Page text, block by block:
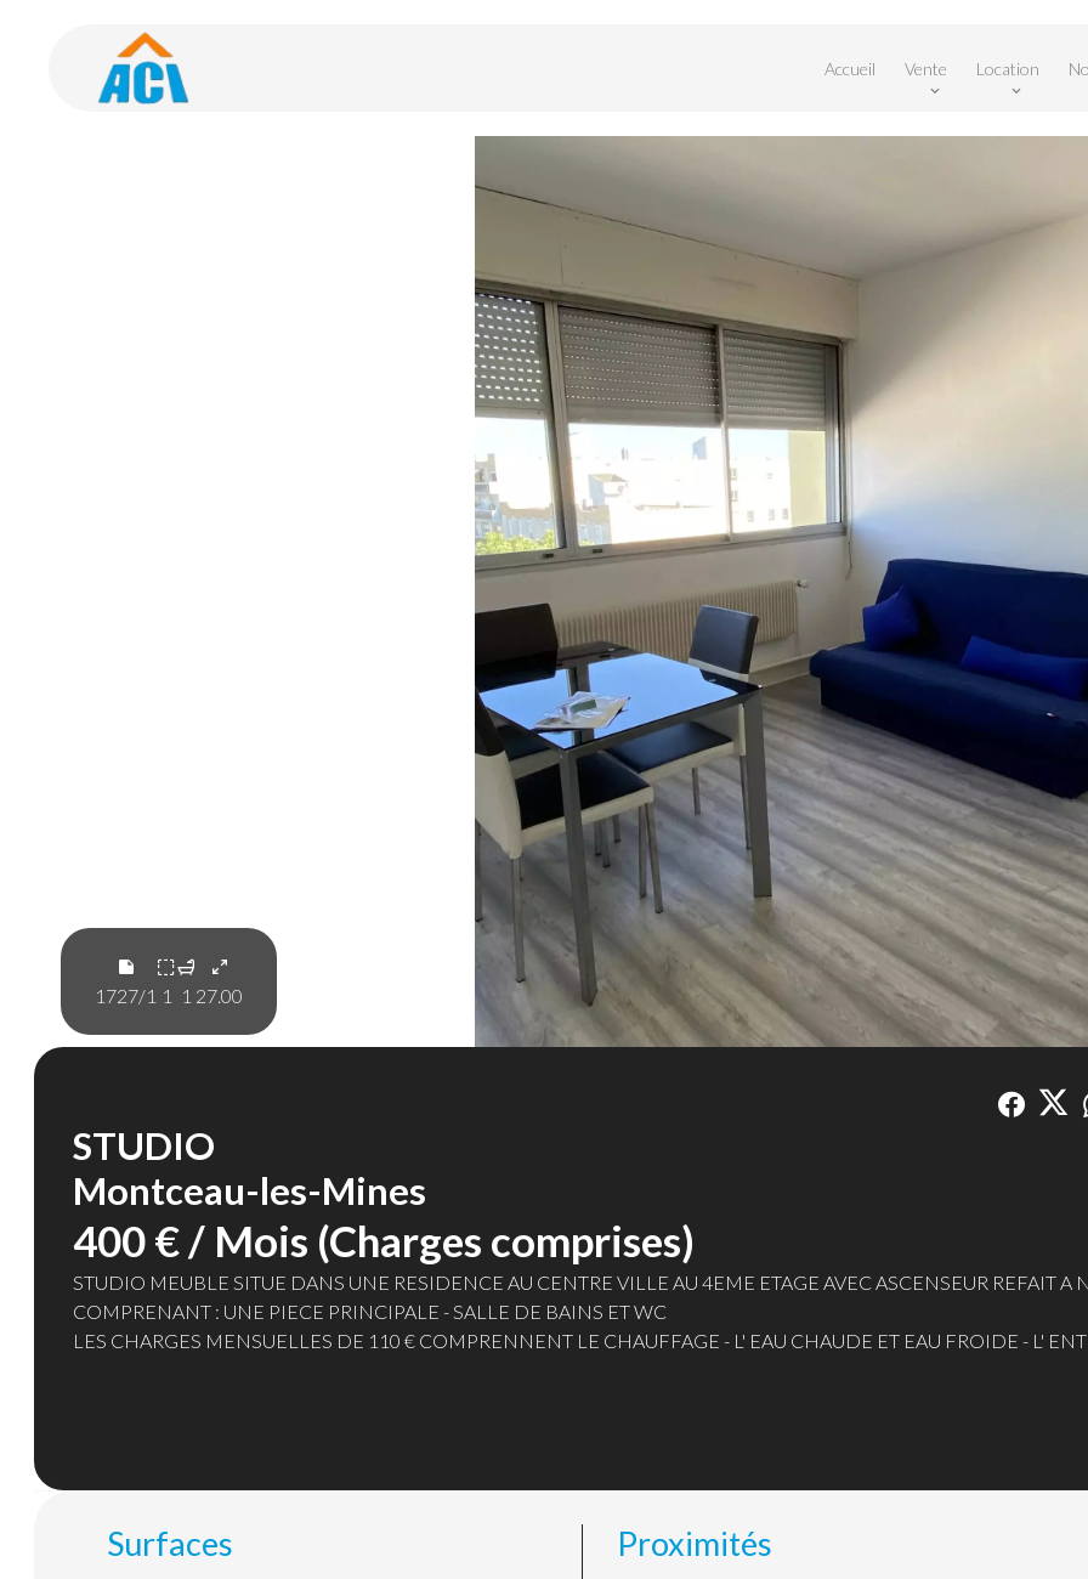
Accueil Vente Location
1727/1 1 1 27.00
STUDIO
Montceau-les-Mines
400 € / Mois (Charges comprises)
STUDIO MEUBLE SITUE DANS UNE RESIDENCE AU CENTRE VILLE AU 4EME ETAGE AVEC ASCENSEUR REFAIT A
COMPRENANT : UNE PIECE PRINCIPALE - SALLE DE BAINS ET WC
LES CHARGES MENSUELLES DE 110 € COMPRENNENT LE CHAUFFAGE - L' EAU CHAUDE ET EAU FROIDE - L'
Surfaces Proximités